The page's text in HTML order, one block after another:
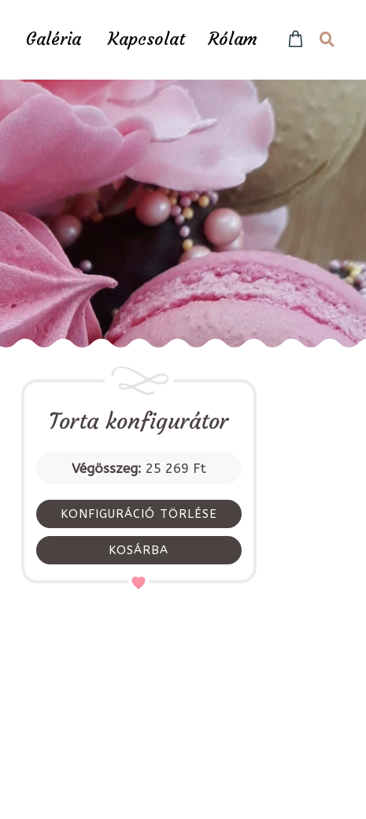
Galéria Kapcsolat Rólam
Torta konfigurátor
Végösszeg: 25 269 Ft
KONFIGURÁCIÓ TÖRLÉSE
KOSÁRBA